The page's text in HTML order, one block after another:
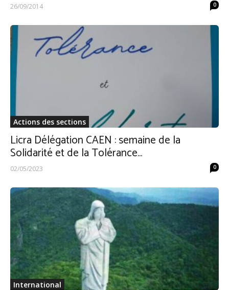
26/09/2014 0
Actions des sections
Licra Délégation CAEN : semaine de la
Solidarité et de la Tolérance...
02/05/2023 0
International